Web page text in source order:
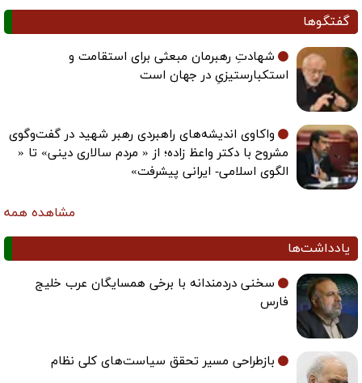
گفتگوها
شهادتِ رهبرمان مبعثی برای استقامت و
استکبارستیزیِ در جهان است
واکاوی اندیشه‌های راهبردی رهبر شهید در گفت‌وگوی
مشروح با دکتر واعظ زاده؛ از « مردم سالاری دینی» تا «
الگوی اسلامی- ایرانی پیشرفت»
مشاهده همه
یادداشت‌ها
سخنی دردمندانه با برخی همسایگان عرب خلیج
فارس
بازطراحی مسیر تحقق سیاست‌های کلی نظام